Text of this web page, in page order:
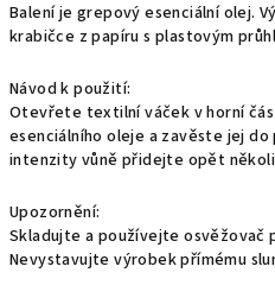
Balení je grepový esenciální olej.
krabičce z papíru s plastovým
Návod k použití:
Otevřete textilní váček v horní
esenciálního oleje a zavěste jej
intenzity vůně přidejte opět
Upozornění:
Skladujte a používejte osvěžovač
Nevystavujte výrobek přímému